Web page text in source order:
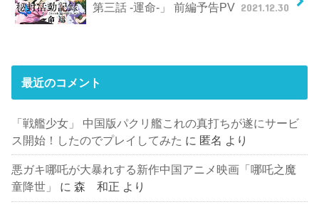
第三話 -運命-」 前編予告PV 2021.12.30
最近のコメント
「戦艦少女」 中国版パクリ艦これの真打ちが遂にサービ
ス開始！したのでプレイしてみた に 匿名 より
悪ガキ哪吒が大暴れする新作中国アニメ映画「哪吒之魔
童降世」
に森 和正 より